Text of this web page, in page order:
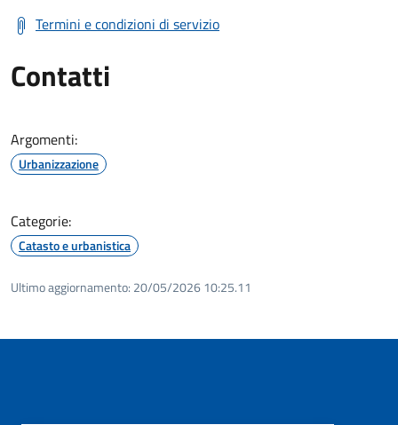
Termini e condizioni di servizio
Contatti
Argomenti:
Urbanizzazione
Categorie:
Catasto e urbanistica
Ultimo aggiornamento: 20/05/2026 10:25.11